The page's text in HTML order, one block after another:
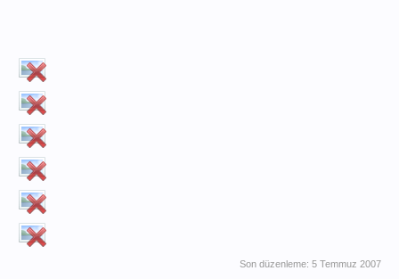
Son düzenleme: 5 Temmuz 2007